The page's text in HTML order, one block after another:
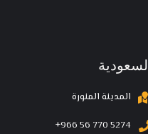
السعودية
المدينة المنورة
‪+966 56 770 5274‬